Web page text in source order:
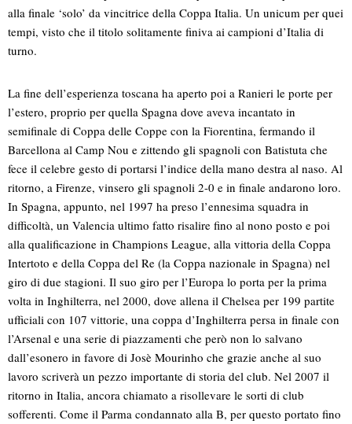
alla finale ‘solo’ da vincitrice della Coppa Italia. Un unicum per quei
tempi, visto che il titolo solitamente finiva ai campioni d’Italia di
turno.
La fine dell’esperienza toscana ha aperto poi a Ranieri le porte per
l’estero, proprio per quella Spagna dove aveva incantato in
semifinale di Coppa delle Coppe con la Fiorentina, fermando il
Barcellona al Camp Nou e zittendo gli spagnoli con Batistuta che
fece il celebre gesto di portarsi l’indice della mano destra al naso. Al
ritorno, a Firenze, vinsero gli spagnoli 2-0 e in finale andarono loro.
In Spagna, appunto, nel 1997 ha preso l’ennesima squadra in
difficoltà, un Valencia ultimo fatto risalire fino al nono posto e poi
alla qualificazione in Champions League, alla vittoria della Coppa
Intertoto e della Coppa del Re (la Coppa nazionale in Spagna) nel
giro di due stagioni. Il suo giro per l’Europa lo porta per la prima
volta in Inghilterra, nel 2000, dove allena il Chelsea per 199 partite
ufficiali con 107 vittorie, una coppa d’Inghilterra persa in finale con
l’Arsenal e una serie di piazzamenti che però non lo salvano
dall’esonero in favore di Josè Mourinho che grazie anche al suo
lavoro scriverà un pezzo importante di storia del club. Nel 2007 il
ritorno in Italia, ancora chiamato a risollevare le sorti di club
sofferenti. Come il Parma condannato alla B, per questo portato fino